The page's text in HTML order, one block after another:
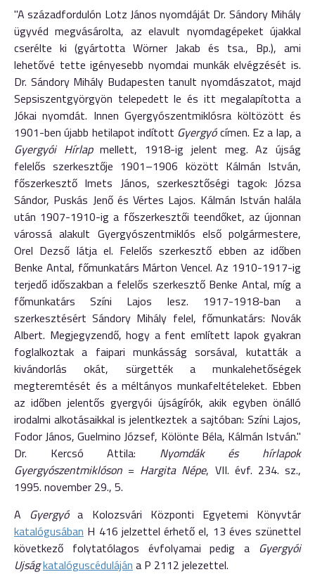
"A századfordulón Lotz János nyomdáját Dr. Sándory Mihály
ügyvéd megvásárolta, az elavult nyomdagépeket újakkal
cserélte ki (gyártotta Wörner Jakab és tsa., Bp.), ami
lehetővé tette igényesebb nyomdai munkák elvégzését is.
Dr. Sándory Mihály Budapesten tanult nyomdászatot, majd
Sepsiszentgyörgyön telepedett le és itt megalapította a
Jókai nyomdát. Innen Gyergyószentmiklósra költözött és
1901-ben újabb hetilapot indított Gyergyócímen. Ez a lap, a
Gyergyói Hírlapmellett, 1918-ig jelent meg. Az újság
felelős szerkesztője 1901–1906 között Kálmán István,
főszerkesztő Imets János, szerkesztőségi tagok: Józsa
Sándor, Puskás Jenő és Vértes Lajos. Kálmán István halála
után 1907-1910-ig a főszerkesztői teendőket, az újonnan
várossá alakult Gyergyószentmiklós első polgármestere,
Orel Dezső látja el. Felelős szerkesztő ebben az időben
Benke Antal, főmunkatárs Márton Vencel. Az 1910-1917-ig
terjedő időszakban a felelős szerkesztő Benke Antal, míg a
főmunkatárs Színi Lajos lesz. 1917-1918-ban a
szerkesztésért Sándory Mihály felel, főmunkatárs: Novák
Albert. Megjegyzendő, hogy a fent említett lapok gyakran
foglalkoztak a faipari munkásság sorsával, kutatták a
kivándorlás okát, sürgették a munkalehetőségek
megteremtését és a méltányos munkafeltételeket. Ebben
az időben jelentős gyergyói újságírók, akik egyben önálló
irodalmi alkotásaikkal is jelentkeztek a sajtóban: Színi Lajos,
Fodor János, Guelmino József, Kölönte Béla, Kálmán István."
Dr. Kercsó Attila: Nyomdák és hírlapok
Gyergyószentmiklóson = Hargita Népe, VII. évf. 234. sz.,
1995. november 29., 5.
A Gyergyóa Kolozsvári Központi Egyetemi Könyvtár
katalógusában H 416 jelzettel érhető el, 13 éves szünettel
következő folytatólagos évfolyamai pedig a Gyergyói
Ujságkatalóguscéduláján a P 2112 jelezettel.